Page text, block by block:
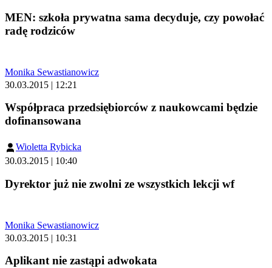
MEN: szkoła prywatna sama decyduje, czy powołać
radę rodziców
Monika Sewastianowicz
30.03.2015 | 12:21
Współpraca przedsiębiorców z naukowcami będzie
dofinansowana
Wioletta Rybicka
30.03.2015 | 10:40
Dyrektor już nie zwolni ze wszystkich lekcji wf
Monika Sewastianowicz
30.03.2015 | 10:31
Aplikant nie zastąpi adwokata